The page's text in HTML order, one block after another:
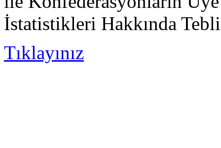
İstatistikleri Hakkında
Tıklayınız